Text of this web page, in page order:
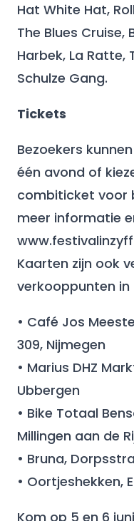
Hat White Hat,
The Blues Cruise,
Harbek, La Ratte,
Schulze Gang.
Tickets
Bezoekers
één avond of
combiticket voor
meer informatie
Kaarten zijn ook
verkooppunten in
• Café Jos
309, Nijmegen
• Marius DHZ
Ubbergen
• Bike Totaal
Millingen aan de
• Bruna,
• Oortjeshekken,
Kom op 5 en 6